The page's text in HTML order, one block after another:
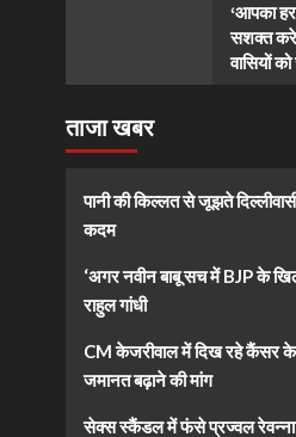
‘आपका
सशक्त
वासियों
ताजा खबर
पानी की किल्लत से जूझते
कदम
‘अगर नवीन बाबू सच में BJP के
राहुल गांधी
CM केजरीवाल में दिख रहे कैंसर
जमानत बढ़ाने की मांग
सेक्स स्कैंडल में फंसे प्रज्वल रेवन्ना